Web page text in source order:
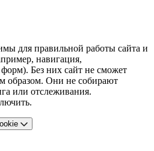
для правильной работы сайта и
навигация,
Без них сайт не сможет
образом. Они не собирают
или отслеживания.